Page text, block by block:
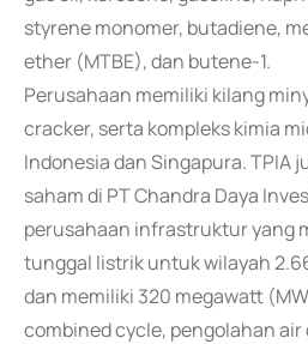
styrene monomer, butadiene,
ether (MTBE), dan butene-1.
Perusahaan memiliki kilang
cracker, serta kompleks kimia
Indonesia dan Singapura. TPIA
saham di PT Chandra Daya
perusahaan infrastruktur yang
tunggal listrik untuk wilayah
dan memiliki 320 megawatt
combined cycle, pengolahan air